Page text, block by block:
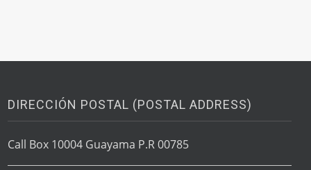
DIRECCIÓN POSTAL (POSTAL ADDRESS)
Call Box 10004 Guayama P.R 00785